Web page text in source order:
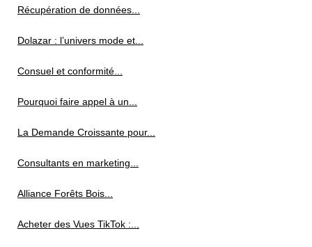
Récupération de données...
Dolazar : l’univers mode et...
Consuel et conformité...
Pourquoi faire appel à un...
La Demande Croissante pour...
Consultants en marketing...
Alliance Forêts Bois...
Acheter des Vues TikTok :...